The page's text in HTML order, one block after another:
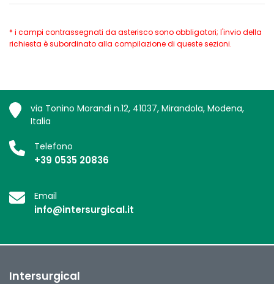
* i campi contrassegnati da asterisco sono obbligatori; l'invio della
richiesta è subordinato alla compilazione di queste sezioni.
via Tonino Morandi n.12, 41037, Mirandola, Modena,
Italia
Telefono
+39 0535 20836
Email
info@intersurgical.it
Intersurgical